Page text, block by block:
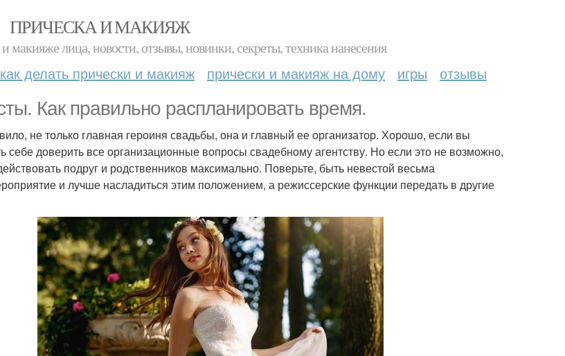
ПРИЧЕСКА И МАКИЯЖ
макияже лица, новости, отзывы, новинки, секреты, техника нанесения
как делать прически и макияж прически и макияж на дому игры отзывы
Как правильно распланировать время.
не только главная героиня свадьбы, она и главный ее организатор. Хорошо, если вы
себе доверить все организационные вопросы свадебному агентству. Но если это не возможно,
подруг и родственников максимально. Поверьте, быть невестой весьма
и лучше насладиться этим положением, а режиссерские функции передать в другие